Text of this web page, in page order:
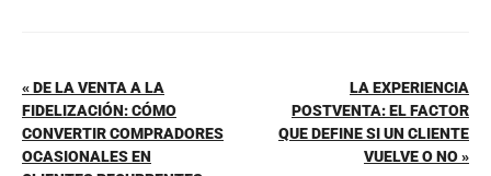
« DE LA VENTA A LA
FIDELIZACIÓN: CÓMO
CONVERTIR COMPRADORES
OCASIONALES EN
LA EXPERIENCIA
POSTVENTA: EL FACTOR
QUE DEFINE SI UN CLIENTE
VUELVE O NO »